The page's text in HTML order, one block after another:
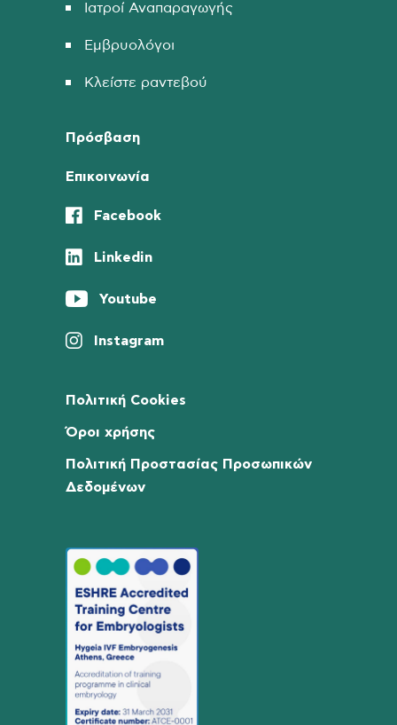
Ιατροί Αναπαραγωγής
Εμβρυολόγοι
Κλείστε ραντεβού
Πρόσβαση
Επικοινωνία
Facebook
Linkedin
Youtube
Instagram
Πολιτική Cookies
Όροι χρήσης
Πολιτική Προστασίας Προσωπικών
Δεδομένων